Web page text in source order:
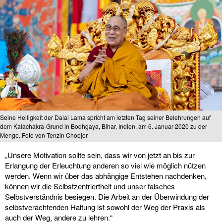
Seine Heiligkeit der Dalai Lama spricht am letzten Tag seiner Belehrungen auf
dem Kalachakra-Grund in Bodhgaya, Bihar, Indien, am 6. Januar 2020 zu der
Menge. Foto von Tenzin Choejor
„Unsere Motivation sollte sein, dass wir von jetzt an bis zur
Erlangung der Erleuchtung anderen so viel wie möglich nützen
werden. Wenn wir über das abhängige Entstehen nachdenken,
können wir die Selbstzentriertheit und unser falsches
Selbstverständnis besiegen. Die Arbeit an der Überwindung der
selbstverachtenden Haltung ist sowohl der Weg der Praxis als
auch der Weg, andere zu lehren.“